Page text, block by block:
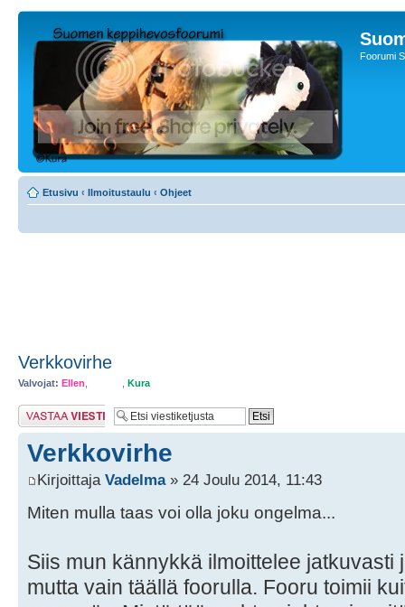
Foorumi
Etusivu ‹ Ilmoitustaulu ‹ Ohjeet
Verkkovirhe
Valvojat: Ellen Kura
Lähetä vastaus
Verkkovirhe
Kirjoittaja Vadelma» 24 Joulu 2014, 11:43
Miten mulla taas voi olla joku ongelma...
Siis mun kännykkä ilmoittelee
mutta vain täällä foorulla. Fooru toimii